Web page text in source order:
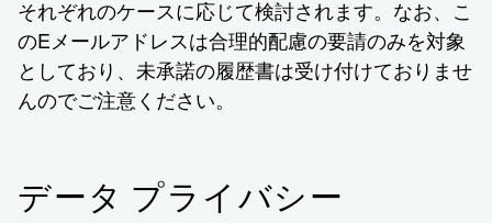
それぞれのケースに応じて検討されます。なお、こ
のEメールアドレスは合理的配慮の要請のみを対象
としており、未承諾の履歴書は受け付けておりませ
んのでご注意ください。
データ プライバシー